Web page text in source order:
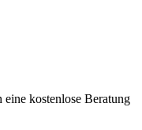
eine kostenlose Beratung